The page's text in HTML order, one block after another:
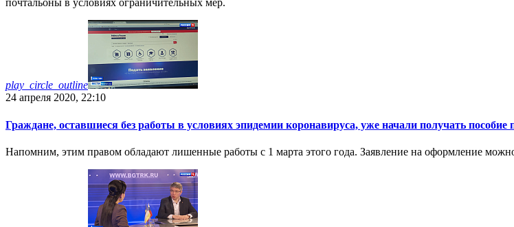
почтальоны в условиях ограничительных мер.
play_circle_outline
24 апреля 2020, 22:10
Граждане, оставшиеся без работы в условиях эпидемии коронавируса, уже начали получать пособие
Напомним, этим правом обладают лишенные работы с 1 марта этого года. Заявление на оформление